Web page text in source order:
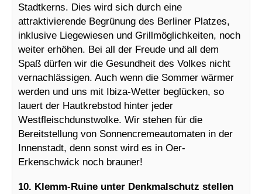
Stadtkerns. Dies wird sich durch eine
attraktivierende Begrünung des Berliner Platzes,
inklusive Liegewiesen und Grillmöglichkeiten, noch
weiter erhöhen. Bei all der Freude und all dem
Spaß dürfen wir die Gesundheit des Volkes nicht
vernachlässigen. Auch wenn die Sommer wärmer
werden und uns mit Ibiza-Wetter beglücken, so
lauert der Hautkrebstod hinter jeder
Westfleischdunstwolke. Wir stehen für die
Bereitstellung von Sonnencremeautomaten in der
Innenstadt, denn sonst wird es in Oer-
Erkenschwick noch brauner!
10. Klemm-Ruine unter Denkmalschutz stellen